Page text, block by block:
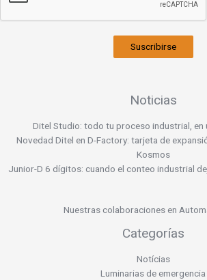
Suscribirse
Noticias
Ditel Studio: todo tu proceso industrial, en
Novedad Ditel en D-Factory: tarjeta de
Kosmos
Junior-D 6 dígitos: cuando el conteo industrial
Nuestras colaboraciones en
Categorías
Notícias
Luminarias de emergencia